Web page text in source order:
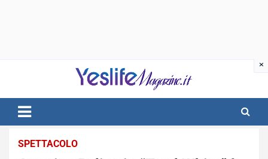
notizie di intrattenimento
SPETTACOLO